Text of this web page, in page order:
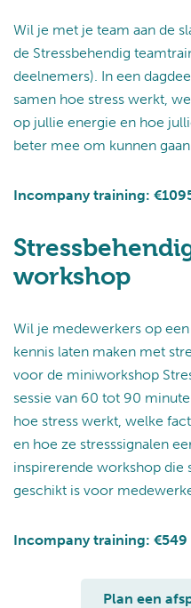
Wil je met je team aan de
de Stressbehendig
deelnemers). In een
samen hoe stress werkt,
op jullie energie en hoe
beter mee om kunnen
Incompany training:
workshop
Wil je medewerkers op
kennis laten maken met
voor de miniworkshop
sessie van 60 tot 90
hoe stress werkt, welke
en hoe ze stresssignalen
inspirerende workshop die
geschikt is voor
Incompany training: €549
Plan een